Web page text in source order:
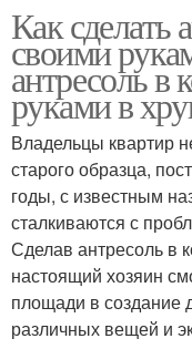
Как сделать
своими
антресоль в
руками в
Владельцы квартир
старого образца,
годы, с известным
сталкиваются с
Сделав антресоль в
настоящий хозяин
площади в создание
различных вещей и